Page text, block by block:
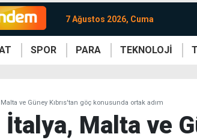
7 Ağustos 2026, Cuma
SPOR PARA TEKNOLOJİ
ve Güney Kıbrıs'tan göç konusunda ortak adım
Malta ve